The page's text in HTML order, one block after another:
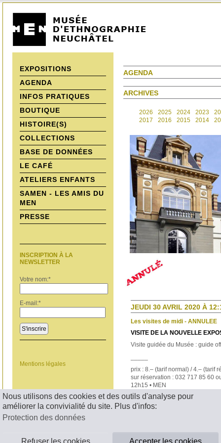
Nous utilisons des cookies et des outils d'analyse pour
améliorer la convivialité du site. Plus d'infos:
Protection des données
Refuser les cookies Accepter les cookies
EXPOSITIONS
AGENDA
INFOS PRATIQUES
BOUTIQUE
HISTOIRE(S)
COLLECTIONS
BASE DE DONNÉES
LE CAFÉ
ATELIERS ENFANTS
SAMEN - LES AMIS DU
MEN
PRESSE
INSCRIPTION À LA
NEWSLETTER
Votre nom:*
E-mail:*
S'inscrire
Mentions légales
AGENDA
ARCHIVES
2026 2025 2024 2023
2017
2016 2015 2014
JEUDI 30 AVRIL 2020 À
Les visites de midi - ANNULEE
VISITE DE LA NOUVELLE
Visite guidée du Musée : guide
prix : 8.– (tarif normal) / 4.– (tarif
sur réservation : 032 717 85 60
12h15 • MEN
< RETOUR